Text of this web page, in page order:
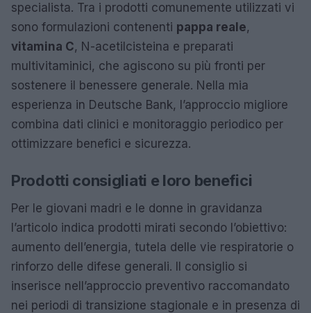
specialista. Tra i prodotti comunemente utilizzati vi
sono formulazioni contenenti pappa reale,
vitamina C, N-acetilcisteina e preparati
multivitaminici, che agiscono su più fronti per
sostenere il benessere generale. Nella mia
esperienza in Deutsche Bank, l’approccio migliore
combina dati clinici e monitoraggio periodico per
ottimizzare benefici e sicurezza.
Prodotti consigliati e loro benefici
Per le giovani madri e le donne in gravidanza
l’articolo indica prodotti mirati secondo l’obiettivo:
aumento dell’energia, tutela delle vie respiratorie o
rinforzo delle difese generali. Il consiglio si
inserisce nell’approccio preventivo raccomandato
nei periodi di transizione stagionale e in presenza di